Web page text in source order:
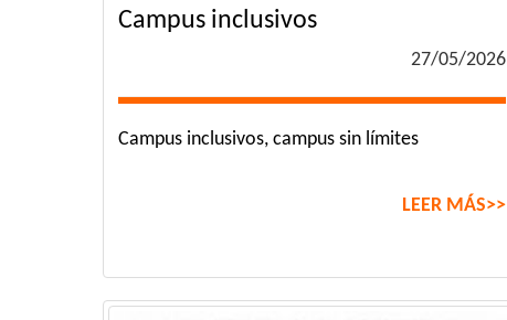
Campus inclusivos
27/05/2026
Campus inclusivos, campus sin límites
LEER MÁS>>